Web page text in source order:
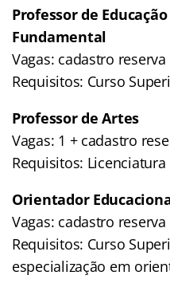
Professor de
Fundamental
Vagas: cadastro reserva
Requisitos: Curso
Professor de Artes
Vagas: 1 + cadastro
Requisitos:
Orientador
Vagas: cadastro reserva
Requisitos: Curso
especialização em